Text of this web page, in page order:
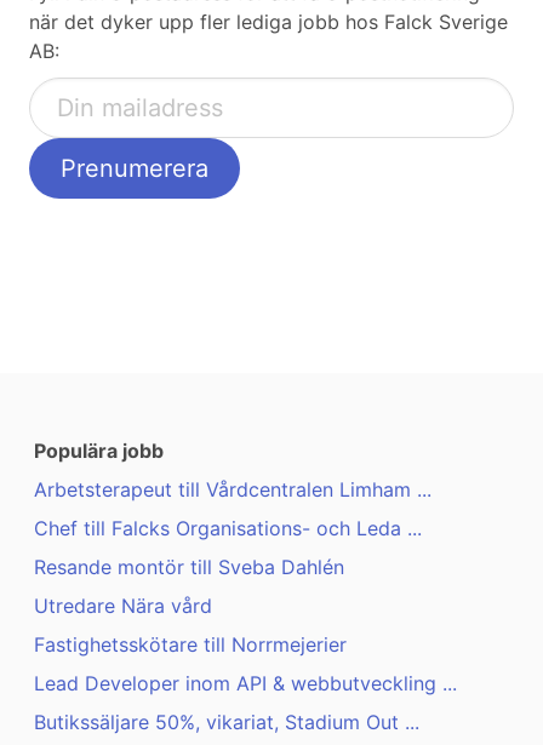
när det dyker upp fler lediga jobb hos Falck Sverige
AB:
Populära jobb
Arbetsterapeut till Vårdcentralen Limham ...
Chef till Falcks Organisations- och Leda ...
Resande montör till Sveba Dahlén
Utredare Nära vård
Fastighetsskötare till Norrmejerier
Lead Developer inom API & webbutveckling ...
Butikssäljare 50%, vikariat, Stadium Out ...